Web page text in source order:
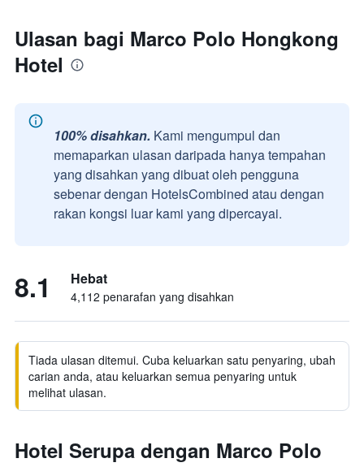
Ulasan bagi Marco Polo Hongkong
Hotel
100% disahkan. Kami mengumpul dan
memaparkan ulasan daripada hanya tempahan
yang disahkan yang dibuat oleh pengguna
sebenar dengan HotelsCombined atau dengan
rakan kongsi luar kami yang dipercayai.
8.1 Hebat
4,112 penarafan yang disahkan
Tiada ulasan ditemui. Cuba keluarkan satu penyaring, ubah
carian anda, atau keluarkan semua penyaring untuk
melihat ulasan.
Hotel Serupa dengan Marco Polo